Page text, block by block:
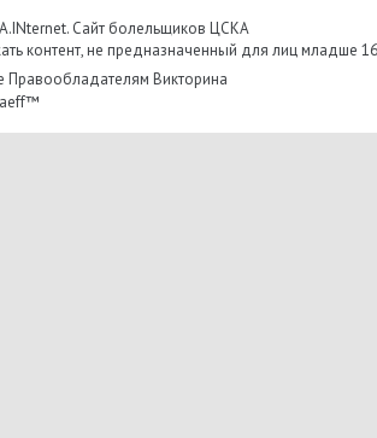
Cайт болельщиков ЦСКА
контент, не предназначенный для лиц младше
Правообладателям Викторина